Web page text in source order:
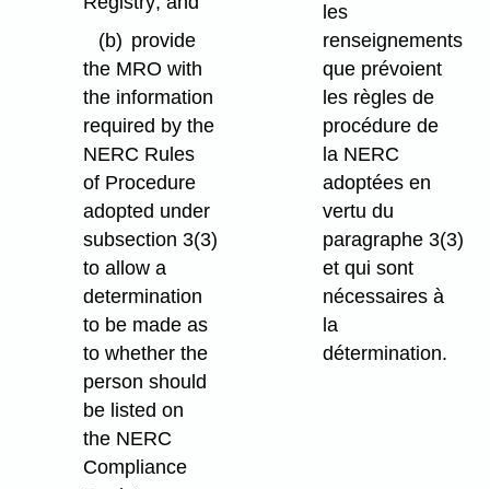
(b) provide
the MRO with
the information
required by the
NERC Rules
of Procedure
adopted under
subsection 3(3)
to allow a
determination
to be made as
to whether the
person should
be listed on
the NERC
Compliance
les
renseignements
que prévoient
les règles de
procédure de
la NERC
adoptées en
vertu du
paragraphe 3(3)
et qui sont
nécessaires à
la
détermination.